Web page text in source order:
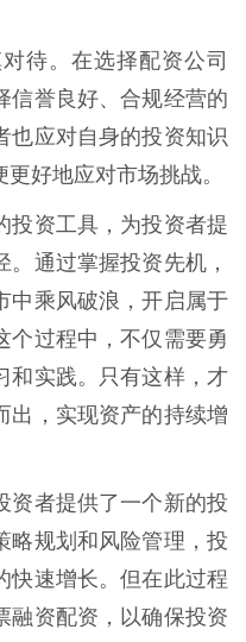
待。在选择配资公司
信誉良好、合规经营的
也应对自身的投资知识
好地应对市场挑战。
投资工具，为投资者提
通过掌握投资先机，
中乘风破浪，开启属于
个过程中，不仅需要勇
和实践。只有这样，才
出，实现资产的持续增
资者提供了一个新的投
略规划和风险管理，投
快速增长。但在此过程
融资配资，以确保投资